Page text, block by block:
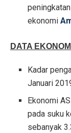
ekonomi
DATA
Kadar
Januari
Ekonomi
pada suku
sebanyak